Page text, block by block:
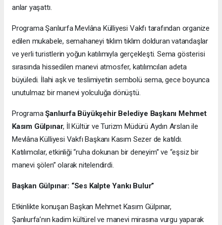
anlar yaşattı.
ProgramaŞanlıurfa Mevlâna Külliyesi Vakfı tarafından organize
edilen mukabele, semahaneyi tıklım tıklım dolduran vatandaşlar
ve yerli turistlerin yoğun katılımıyla gerçekleşti. Sema gösterisi
sırasında hissedilen manevi atmosfer, katılımcıları adeta
büyüledi. İlahi aşk ve teslimiyetin sembolü sema, gece boyunca
unutulmaz bir manevi yolculuğa dönüştü.
ProgramaŞanlıurfa Büyükşehir Belediye Başkanı Mehmet
Kasım Gülpınar, İl Kültür ve Turizm Müdürü Aydın Arslan ile
Mevlâna Külliyesi Vakfı Başkanı Kasım Sezer de katıldı.
Katılımcılar, etkinliği “ruha dokunan bir deneyim” ve “eşsiz bir
manevi şölen” olarak nitelendirdi.
Başkan Gülpınar: “Ses Kalpte Yankı Bulur”
Etkinlikte konuşan Başkan Mehmet Kasım Gülpınar,
Şanlıurfa’nın kadim kültürel ve manevi mirasına vurgu yaparak